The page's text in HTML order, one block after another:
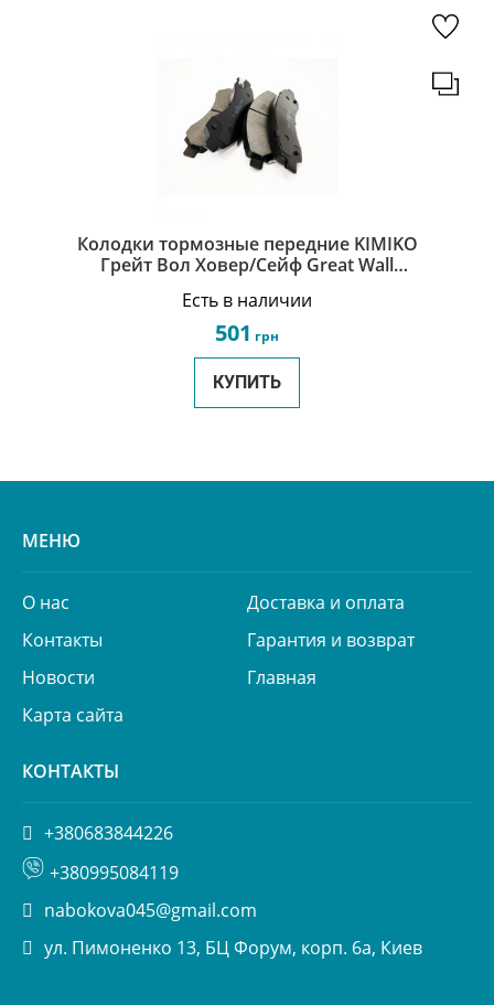
Колодки тормозные передние KIMIKO
Грейт Вол Ховер/Сейф Great Wall
Есть в наличии
501 грн
КУПИТЬ
МЕНЮ
О нас
Доставка и оплата
Контакты
Гарантия и возврат
Новости
Главная
Карта сайта
КОНТАКТЫ
+380683844226
+380995084119
nabokova045@gmail.com
ул. Пимоненко 13, БЦ Форум, корп. 6а, Киев